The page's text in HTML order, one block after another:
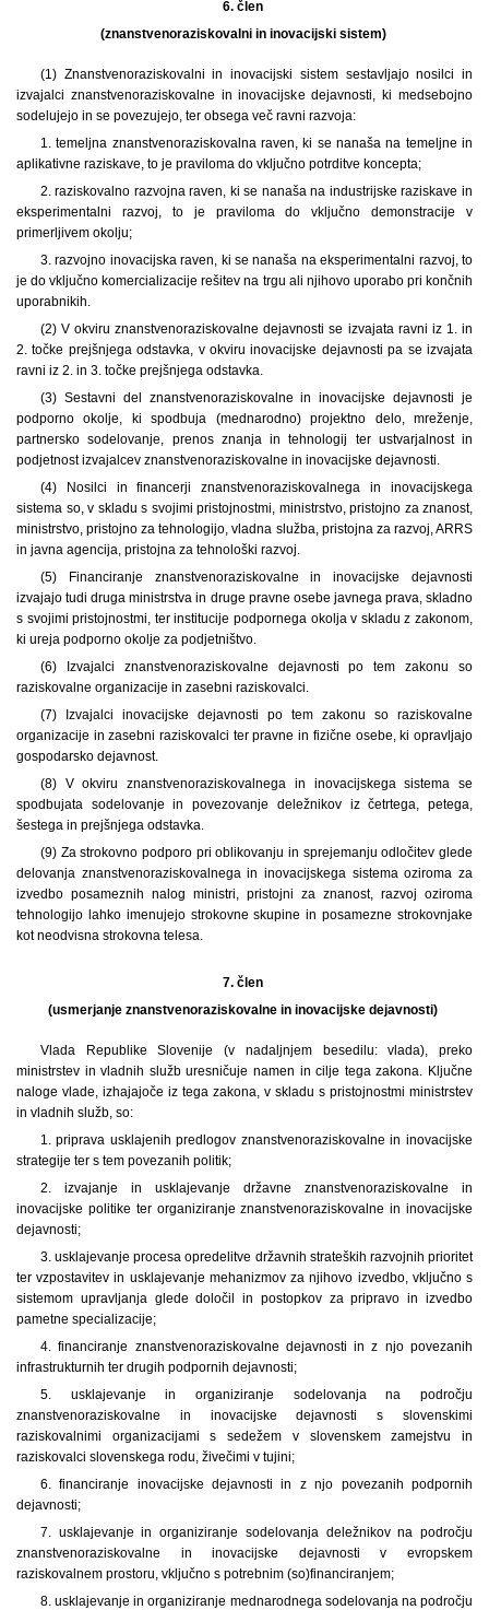
6. člen
(znanstvenoraziskovalni in inovacijski sistem)
(1) Znanstvenoraziskovalni in inovacijski sistem sestavljajo nosilci in
izvajalci znanstvenoraziskovalne in inovacijske dejavnosti, ki medsebojno
sodelujejo in se povezujejo, ter obsega več ravni razvoja:
1. temeljna znanstvenoraziskovalna raven, ki se nanaša na temeljne in
aplikativne raziskave, to je praviloma do vključno potrditve koncepta;
2. raziskovalno razvojna raven, ki se nanaša na industrijske raziskave in
eksperimentalni razvoj, to je praviloma do vključno demonstracije v
primerljivem okolju;
3. razvojno inovacijska raven, ki se nanaša na eksperimentalni razvoj, to
je do vključno komercializacije rešitev na trgu ali njihovo uporabo pri končnih
uporabnikih.
(2) V okviru znanstvenoraziskovalne dejavnosti se izvajata ravni iz 1. in
2. točke prejšnjega odstavka, v okviru inovacijske dejavnosti pa se izvajata
ravni iz 2. in 3. točke prejšnjega odstavka.
(3) Sestavni del znanstvenoraziskovalne in inovacijske dejavnosti je
podporno okolje, ki spodbuja (mednarodno) projektno delo, mreženje,
partnersko sodelovanje, prenos znanja in tehnologij ter ustvarjalnost in
podjetnost izvajalcev znanstvenoraziskovalne in inovacijske dejavnosti.
(4) Nosilci in financerji znanstvenoraziskovalnega in inovacijskega
sistema so, v skladu s svojimi pristojnostmi, ministrstvo, pristojno za znanost,
ministrstvo, pristojno za tehnologijo, vladna služba, pristojna za razvoj, ARRS
in javna agencija, pristojna za tehnološki razvoj.
(5) Financiranje znanstvenoraziskovalne in inovacijske dejavnosti
izvajajo tudi druga ministrstva in druge pravne osebe javnega prava, skladno
s svojimi pristojnostmi, ter institucije podpornega okolja v skladu z zakonom,
ki ureja podporno okolje za podjetništvo.
(6) Izvajalci znanstvenoraziskovalne dejavnosti po tem zakonu so
raziskovalne organizacije in zasebni raziskovalci.
(7) Izvajalci inovacijske dejavnosti po tem zakonu so raziskovalne
organizacije in zasebni raziskovalci ter pravne in fizične osebe, ki opravljajo
gospodarsko dejavnost.
(8) V okviru znanstvenoraziskovalnega in inovacijskega sistema se
spodbujata sodelovanje in povezovanje deležnikov iz četrtega, petega,
šestega in prejšnjega odstavka.
(9) Za strokovno podporo pri oblikovanju in sprejemanju odločitev glede
delovanja znanstvenoraziskovalnega in inovacijskega sistema oziroma za
izvedbo posameznih nalog ministri, pristojni za znanost, razvoj oziroma
tehnologijo lahko imenujejo strokovne skupine in posamezne strokovnjake
kot neodvisna strokovna telesa.
7. člen
(usmerjanje znanstvenoraziskovalne in inovacijske dejavnosti)
Vlada Republike Slovenije (v nadaljnjem besedilu: vlada), preko
ministrstev in vladnih služb uresničuje namen in cilje tega zakona. Ključne
naloge vlade, izhajajoče iz tega zakona, v skladu s pristojnostmi ministrstev
in vladnih služb, so:
1. priprava usklajenih predlogov znanstvenoraziskovalne in inovacijske
strategije ter s tem povezanih politik;
2. izvajanje in usklajevanje državne znanstvenoraziskovalne in
inovacijske politike ter organiziranje znanstvenoraziskovalne in inovacijske
dejavnosti;
3. usklajevanje procesa opredelitve državnih strateških razvojnih prioritet
ter vzpostavitev in usklajevanje mehanizmov za njihovo izvedbo, vključno s
sistemom upravljanja glede določil in postopkov za pripravo in izvedbo
pametne specializacije;
4. financiranje znanstvenoraziskovalne dejavnosti in z njo povezanih
infrastrukturnih ter drugih podpornih dejavnosti;
5. usklajevanje in organiziranje sodelovanja na področju
znanstvenoraziskovalne in inovacijske dejavnosti s slovenskimi
raziskovalnimi organizacijami s sedežem v slovenskem zamejstvu in
raziskovalci slovenskega rodu, živečimi v tujini;
6. financiranje inovacijske dejavnosti in z njo povezanih podpornih
dejavnosti;
7. usklajevanje in organiziranje sodelovanja deležnikov na področju
znanstvenoraziskovalne in inovacijske dejavnosti v evropskem
raziskovalnem prostoru, vključno s potrebnim (so)financiranjem;
8. usklajevanje in organiziranje mednarodnega sodelovanja na področju